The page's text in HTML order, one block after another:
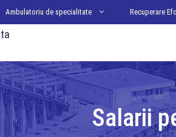
Ambulatoriu de specialitate Recuperare
Salarii